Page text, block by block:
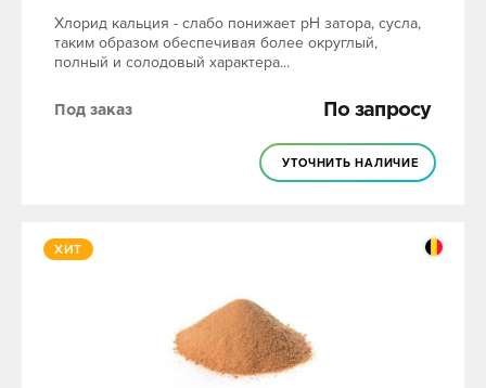
Хлорид кальция - слабо понижает pH затора, сусла,
таким образом обеспечивая более округлый,
полный и солодовый характера...
Под заказ По запросу
УТОЧНИТЬ НАЛИЧИЕ
ХИТ